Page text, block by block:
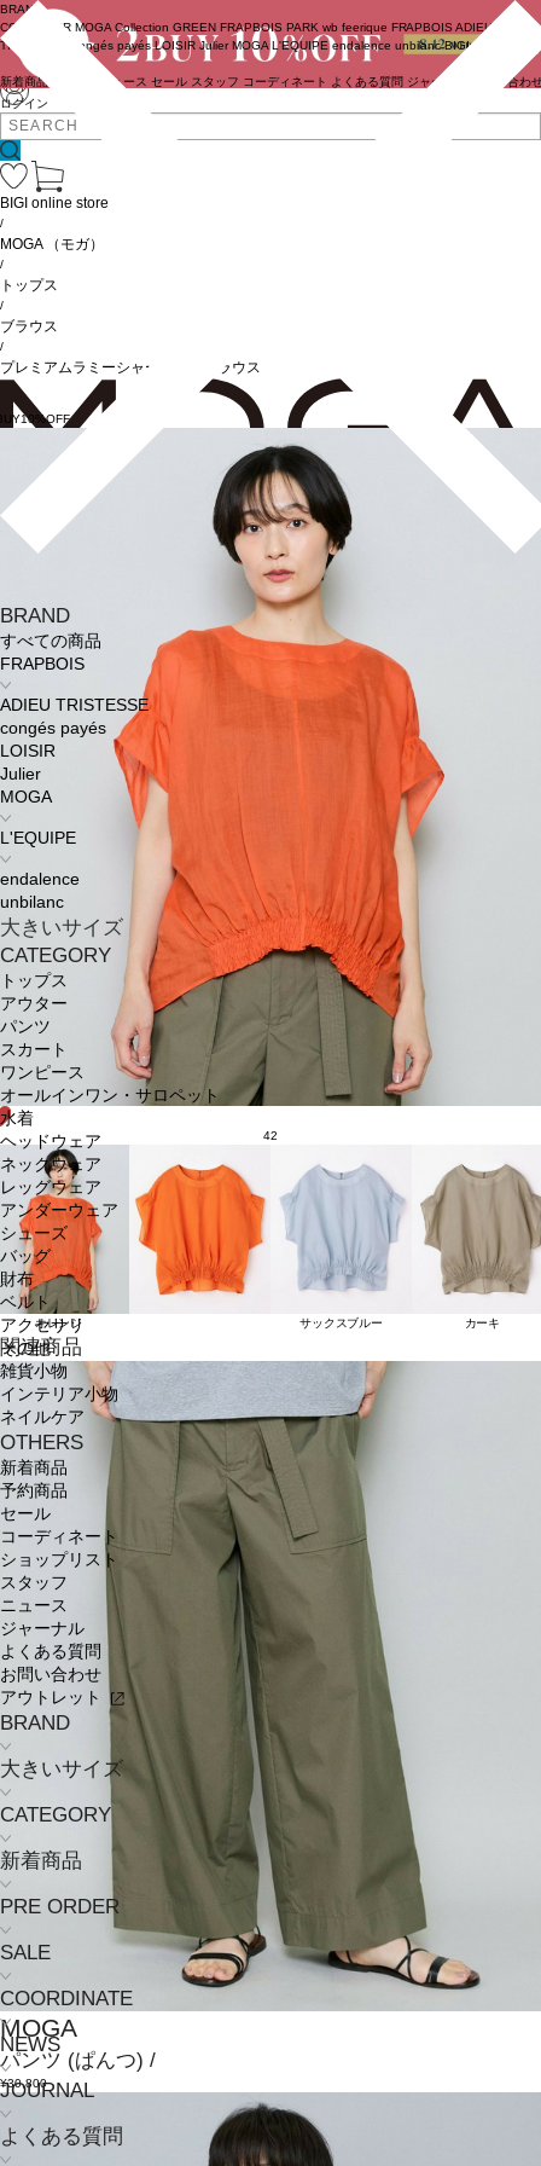
ログイン
BRAND
COUTURIER MOGA Collection GREEN FRAPBOIS PARK wb feerique FRAPBOIS ADIEU
TRISTESSE
congés payés LOISIR Julier MOGA L'EQUIPE endalence unbilanc BIGI online store
新着商品 ニュース セール スタッフ コーディネート よくある質問 ジャーナル お問い合わ
BRAND
すべての商品
FRAPBOIS
ADIEU TRISTESSE
congés payés
LOISIR
Julier
MOGA
L'EQUIPE
endalence
unbilanc
大きいサイズ
CATEGORY
トップス
アウター
パンツ
スカート
ワンピース
オールインワン・サロペット
水着
ヘッドウェア
ネックウェア
レッグウェア
アンダーウェア
シューズ
バッグ
財布
ベルト
アクセサリ
その他
雑貨小物
インテリア小物
ネイルケア
OTHERS
新着商品
予約商品
セール
コーディネート
ショップリスト
スタッフ
ニュース
ジャーナル
よくある質問
お問い合わせ
アウトレット
BRAND
大きいサイズ
CATEGORY
新着商品
PRE ORDER
SALE
COORDINATE
NEWS
JOURNAL
よくある質問
BIGI online store
/
MOGA （モガ）
/
トップス
/
ブラウス
/
プレミアムラミーシャーリングブラウス
42
オレンジ サックスブルー カーキ
関連商品
MOGA
パンツ (ぱんつ) /
¥30,800